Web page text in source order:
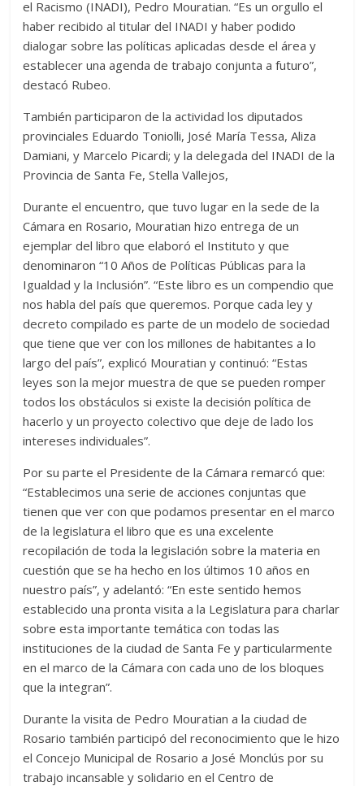
el Racismo (INADI), Pedro Mouratian. “Es un orgullo el
haber recibido al titular del INADI y haber podido
dialogar sobre las políticas aplicadas desde el área y
establecer una agenda de trabajo conjunta a futuro”,
destacó Rubeo.
También participaron de la actividad los diputados
provinciales Eduardo Toniolli, José María Tessa, Aliza
Damiani, y Marcelo Picardi; y la delegada del INADI de la
Provincia de Santa Fe, Stella Vallejos,
Durante el encuentro, que tuvo lugar en la sede de la
Cámara en Rosario, Mouratian hizo entrega de un
ejemplar del libro que elaboró el Instituto y que
denominaron “10 Años de Políticas Públicas para la
Igualdad y la Inclusión”. “Este libro es un compendio que
nos habla del país que queremos. Porque cada ley y
decreto compilado es parte de un modelo de sociedad
que tiene que ver con los millones de habitantes a lo
largo del país”, explicó Mouratian y continuó: “Estas
leyes son la mejor muestra de que se pueden romper
todos los obstáculos si existe la decisión política de
hacerlo y un proyecto colectivo que deje de lado los
intereses individuales”.
Por su parte el Presidente de la Cámara remarcó que:
“Establecimos una serie de acciones conjuntas que
tienen que ver con que podamos presentar en el marco
de la legislatura el libro que es una excelente
recopilación de toda la legislación sobre la materia en
cuestión que se ha hecho en los últimos 10 años en
nuestro país”, y adelantó: “En este sentido hemos
establecido una pronta visita a la Legislatura para charlar
sobre esta importante temática con todas las
instituciones de la ciudad de Santa Fe y particularmente
en el marco de la Cámara con cada uno de los bloques
que la integran”.
Durante la visita de Pedro Mouratian a la ciudad de
Rosario también participó del reconocimiento que le hizo
el Concejo Municipal de Rosario a José Monclús por su
trabajo incansable y solidario en el Centro de